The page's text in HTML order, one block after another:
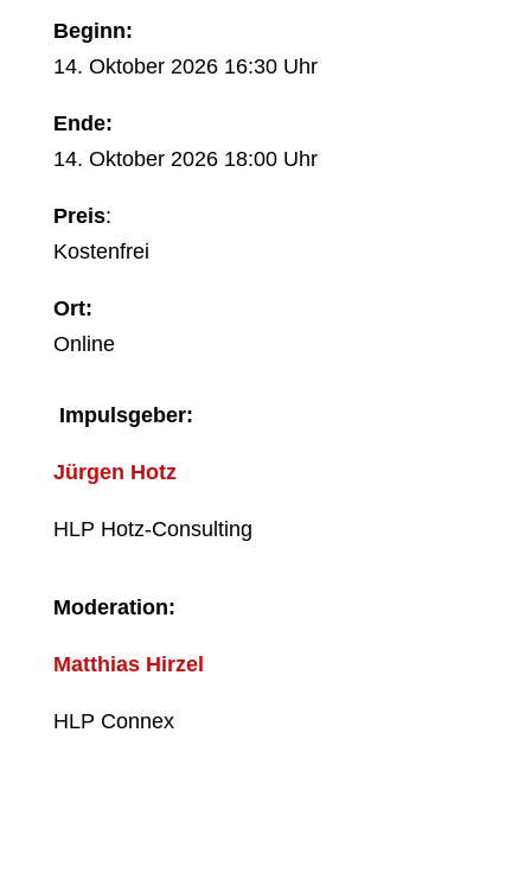
Beginn:
14. Oktober 2026 16:30 Uhr
Ende:
14. Oktober 2026 18:00 Uhr
Preis:
Kostenfrei
Ort:
Online
Impulsgeber:
Jürgen Hotz
HLP Hotz-Consulting
Moderation:
Matthias Hirzel
HLP Connex